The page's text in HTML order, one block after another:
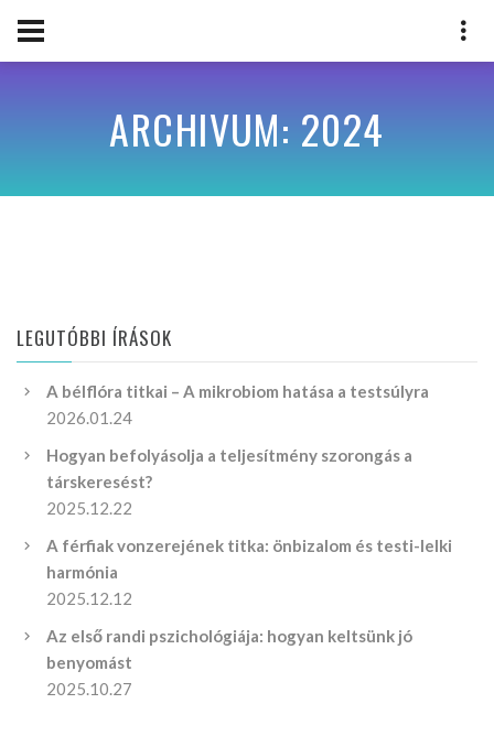
ARCHIVUM: 2024
LEGUTÓBBI ÍRÁSOK
A bélflóra titkai – A mikrobiom hatása a testsúlyra
2026.01.24
Hogyan befolyásolja a teljesítmény szorongás a
társkeresést?
2025.12.22
A férfiak vonzerejének titka: önbizalom és testi-lelki
harmónia
2025.12.12
Az első randi pszichológiája: hogyan keltsünk jó
benyomást
2025.10.27